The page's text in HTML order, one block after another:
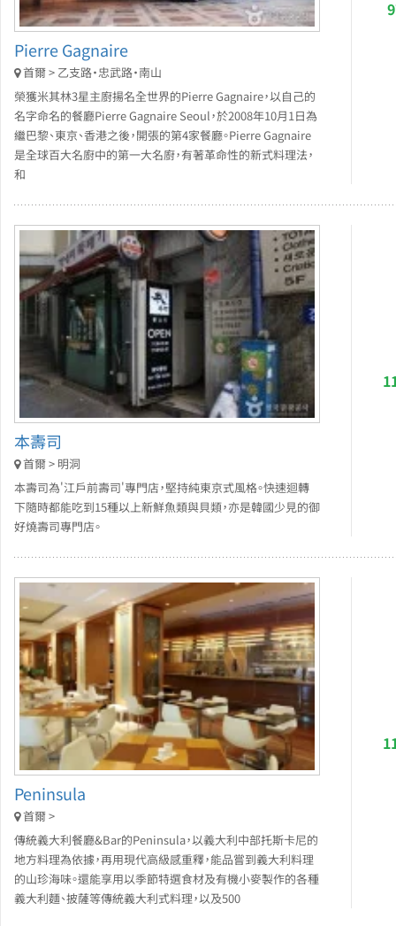
Pierre Gagnaire
首爾 > 乙支路・忠武路・南山
榮獲米其林3星主廚揚名全世界的Pierre Gagnaire，以自己的
名字命名的餐廳Pierre Gagnaire Seoul，於2008年10月1日為
繼巴黎、東京、香港之後，開張的第4家餐廳。Pierre Gagnaire
是全球百大名廚中的第一大名廚，有著革命性的新式料理法，
和
本壽司
首爾 > 明洞
本壽司為'江戶前壽司'專門店，堅持純東京式風格。快速迴轉
下隨時都能吃到15種以上新鮮魚類與貝類，亦是韓國少見的御
好燒壽司專門店。
Peninsula
首爾 >
傳統義大利餐廳&Bar的Peninsula，以義大利中部托斯卡尼的
地方料理為依據，再用現代高級感重釋，能品嘗到義大利料理
的山珍海味。還能享用以季節特選食材及有機小麥製作的各種
義大利麵、披薩等傳統義大利式料理，以及500